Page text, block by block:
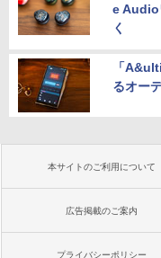
e Audio
く
「
るオー
本サイトのご利用について
広告掲載のご案内
プライバシーポリシー